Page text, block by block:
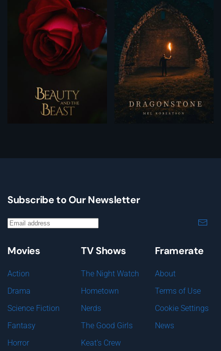
Subscribe to Our Newsletter
Movies
Action
Drama
Science Fiction
Fantasy
Horror
TV Shows
The Night Watch
Hometown
Nerds
The Good Girls
Keat's Crew
Framerate
About
Terms of Use
Cookie Settings
News